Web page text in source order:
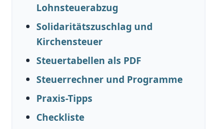
Lohnsteuerabzug
Solidaritätszuschlag und
Kirchensteuer
Steuertabellen als PDF
Steuerrechner und Programme
Praxis-Tipps
Checkliste